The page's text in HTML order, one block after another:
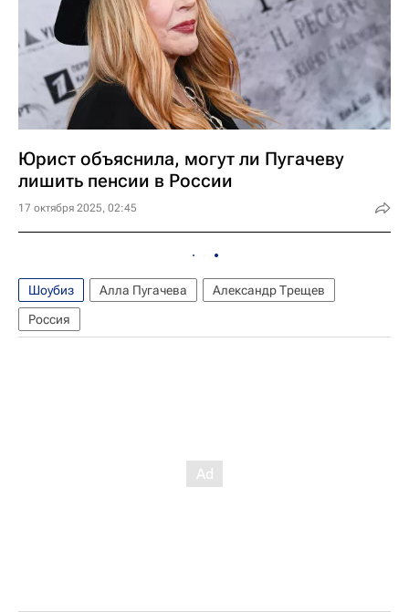
Юрист объяснила, могут ли Пугачеву
лишить пенсии в России
17 октября 2025, 02:45
Шоубиз Алла Пугачева
Александр Трещев
Россия